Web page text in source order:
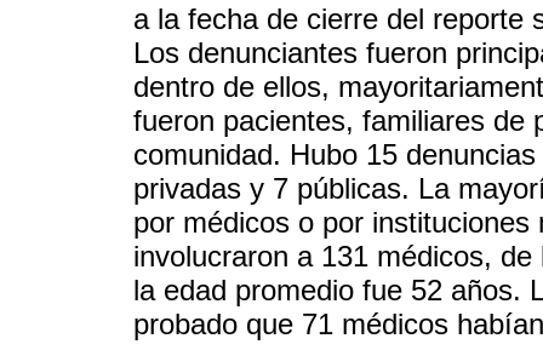
a la fecha de cierre del reporte
Los denunciantes fueron
dentro de ellos,
fueron pacientes, familiares de
comunidad. Hubo 15
privadas y 7 públicas. La
por médicos o por
involucraron a 131 médicos,
la edad promedio fue 52 años.
probado que 71 médicos